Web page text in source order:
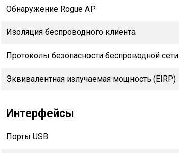
Обнаружение Rogue AP
Изоляция беспроводного клиента
Протоколы безопасности беспроводной сети
Эквивалентная излучаемая мощность (EIRP)
Интерфейсы
Порты USB